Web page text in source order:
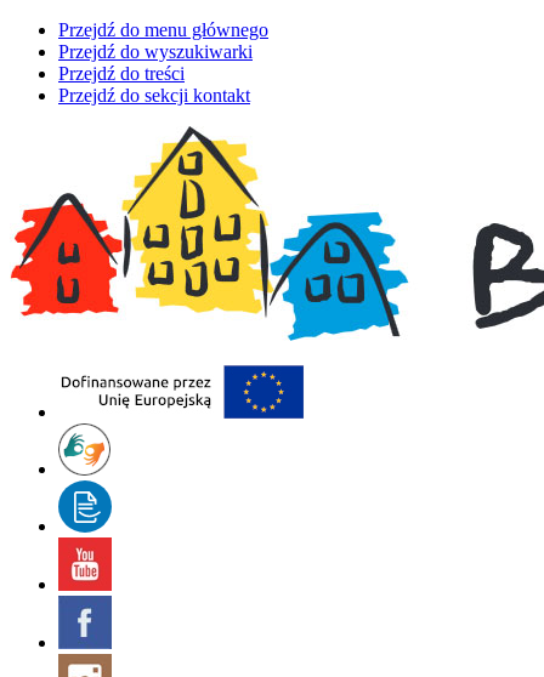
Przejdź do menu głównego
Przejdź do wyszukiwarki
Przejdź do treści
Przejdź do sekcji kontakt